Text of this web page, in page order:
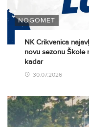
NOGOMET
NK Crikvenica
novu sezonu Škole
kadar
30.07.2026